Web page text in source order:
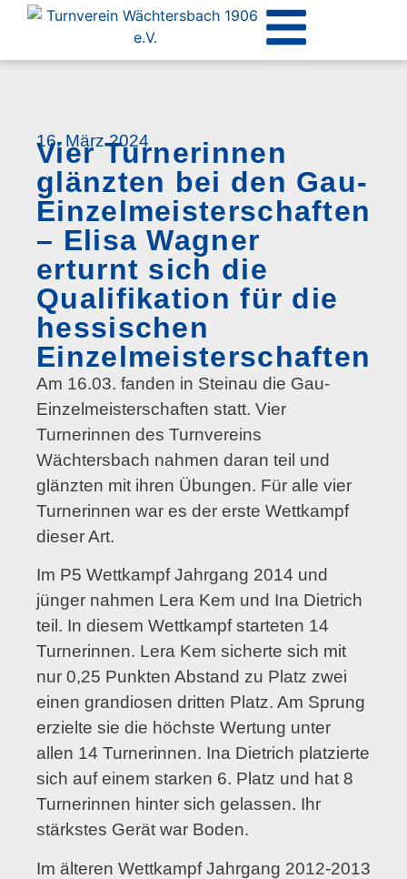
16. März 2024
Vier Turnerinnen
glänzten bei den Gau-
Einzelmeisterschaften
– Elisa Wagner
erturnt sich die
Qualifikation für die
hessischen
Einzelmeisterschaften
Am 16.03. fanden in Steinau die Gau-
Einzelmeisterschaften statt. Vier
Turnerinnen des Turnvereins
Wächtersbach nahmen daran teil und
glänzten mit ihren Übungen. Für alle vier
Turnerinnen war es der erste Wettkampf
dieser Art.
Im P5 Wettkampf Jahrgang 2014 und
jünger nahmen Lera Kem und Ina Dietrich
teil. In diesem Wettkampf starteten 14
Turnerinnen. Lera Kem sicherte sich mit
nur 0,25 Punkten Abstand zu Platz zwei
einen grandiosen dritten Platz. Am Sprung
erzielte sie die höchste Wertung unter
allen 14 Turnerinnen. Ina Dietrich platzierte
sich auf einem starken 6. Platz und hat 8
Turnerinnen hinter sich gelassen. Ihr
stärkstes Gerät war Boden.
Im älteren Wettkampf Jahrgang 2012-2013